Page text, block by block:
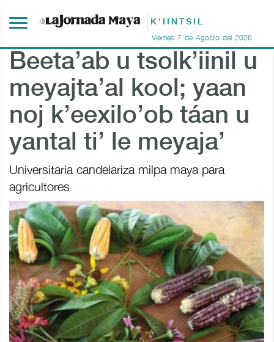
K'IINTSIL
Viernes 7 de Agosto del 2026
Beeta’ab u tsolk’iinil u
meyajta’al kool; yaan
noj k’eexilo’ob táan u
yantal ti’ le meyaja’
Universitaria candelariza milpa maya para
agricultores